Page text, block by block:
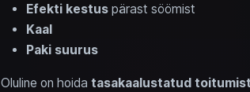
Efekti kestuspärast söömist
Kaal
Paki suurus
Oluline on hoida tasakaalustatud toitumist